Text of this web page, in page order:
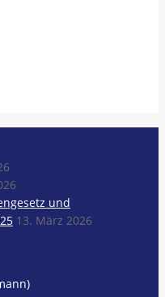
und
13. März 2026